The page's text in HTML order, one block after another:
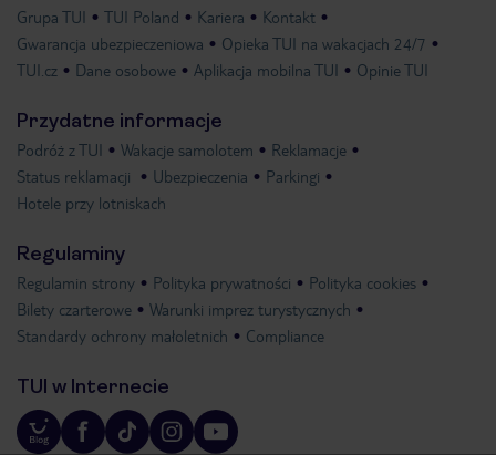
Grupa TUI TUI Poland Kariera
Kontakt
Gwarancja ubezpieczeniowa
Opieka TUI na wakacjach 24/7
TUI.cz
Dane osobowe Aplikacja mobilna TUI Opinie TUI
Przydatne informacje
Podróż z TUI Wakacje samolotem
Reklamacje
Status reklamacji
Ubezpieczenia
Parkingi
Hotele przy lotniskach
Regulaminy
Regulamin strony Polityka prywatności
Polityka cookies
Bilety czarterowe
Warunki imprez turystycznych
Standardy ochrony małoletnich
Compliance
TUI w Internecie